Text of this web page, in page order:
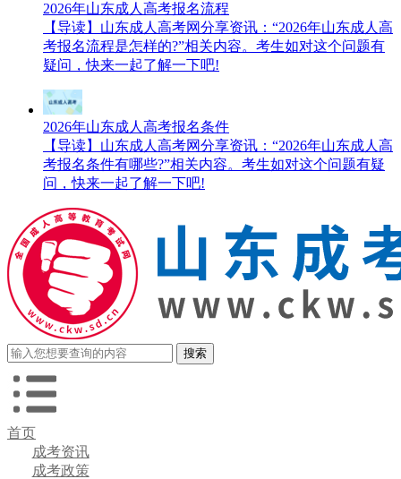
2026年山东成人高考报名流程
【导读】山东成人高考网分享资讯：“2026年山东成人高
考报名流程是怎样的?”相关内容。考生如对这个问题有
疑问，快来一起了解一下吧!
2026年山东成人高考报名条件
【导读】山东成人高考网分享资讯：“2026年山东成人高
考报名条件有哪些?”相关内容。考生如对这个问题有疑
问，快来一起了解一下吧!
首页
成考资讯
成考政策